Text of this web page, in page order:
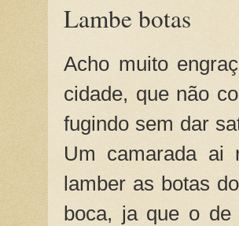
Lambe botas
Acho muito
cidade, que não
fugindo sem dar
Um camarada ai
lamber as botas
boca, ja que o de